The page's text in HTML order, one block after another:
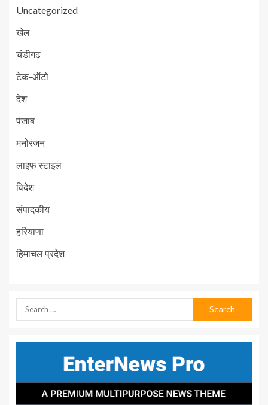
Uncategorized
खेल
चंडीगढ़
टेक-ऑटो
देश
पंजाब
मनोरंजन
लाइफ स्टाइल
विदेश
संपादकीय
हरियाणा
हिमाचल प्रदेश